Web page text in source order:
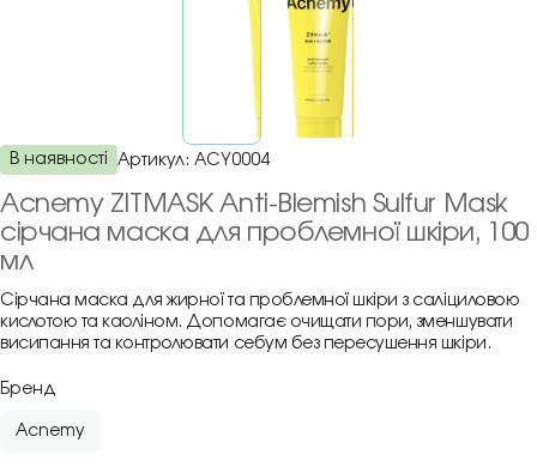
В наявності Артикул: ACY0004
Acnemy ZITMASK Anti-Blemish Sulfur Mask
сірчана маска для проблемної шкіри, 100
мл
Сірчана маска для жирної та проблемної шкіри з саліциловою
кислотою та каоліном. Допомагає очищати пори, зменшувати
висипання та контролювати себум без пересушення шкіри.
Бренд
Acnemy